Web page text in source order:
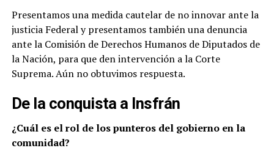
Presentamos una medida cautelar de no innovar ante la
justicia Federal y presentamos también una denuncia
ante la Comisión de Derechos Humanos de Diputados de
la Nación, para que den intervención a la Corte
Suprema. Aún no obtuvimos respuesta.
De la conquista a Insfrán
¿Cuál es el rol de los punteros del gobierno en la
comunidad?